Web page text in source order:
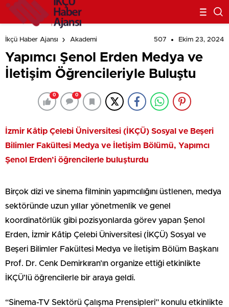
İkçü Haber Ajansı Akademi 507 Ekim 23, 2024
Yapımcı Şenol Erden Medya ve
İletişim Öğrencileriyle Buluştu
0 0
İzmir Kâtip Çelebi Üniversitesi (İKÇÜ) Sosyal ve Beşeri
Bilimler Fakültesi Medya ve İletişim Bölümü, Yapımcı
Şenol Erden’i öğrencilerle buluşturdu
Birçok dizi ve sinema filminin yapımcılığını üstlenen, medya
sektöründe uzun yıllar yönetmenlik ve genel
koordinatörlük gibi pozisyonlarda görev yapan Şenol
Erden, İzmir Kâtip Çelebi Üniversitesi (İKÇÜ) Sosyal ve
Beşeri Bilimler Fakültesi Medya ve İletişim Bölüm Başkanı
Prof. Dr. Cenk Demirkıran’ın organize ettiği etkinlikte
İKÇÜ’lü öğrencilerle bir araya geldi.
“Sinema-TV Sektörü Çalışma Prensipleri” konulu etkinlikte